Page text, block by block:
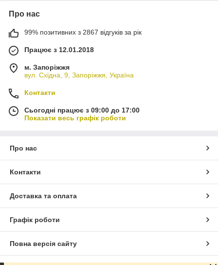
Про нас
99% позитивних з 2867 відгуків за рік
Працює з 12.01.2018
м. Запоріжжя
вул. Східна, 9, Запоріжжя, Україна
Контакти
Сьогодні працює з 09:00 до 17:00
Показати весь графік роботи
Про нас
Контакти
Доставка та оплата
Графік роботи
Повна версія сайту